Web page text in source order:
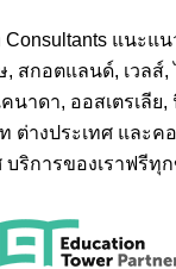
Consultants แนะแ
, สกอตแลนด์, เวลส์,
นาดา, ออสเตรเลีย
ต่างประเทศ และค
บริการของเราฟรีทุ